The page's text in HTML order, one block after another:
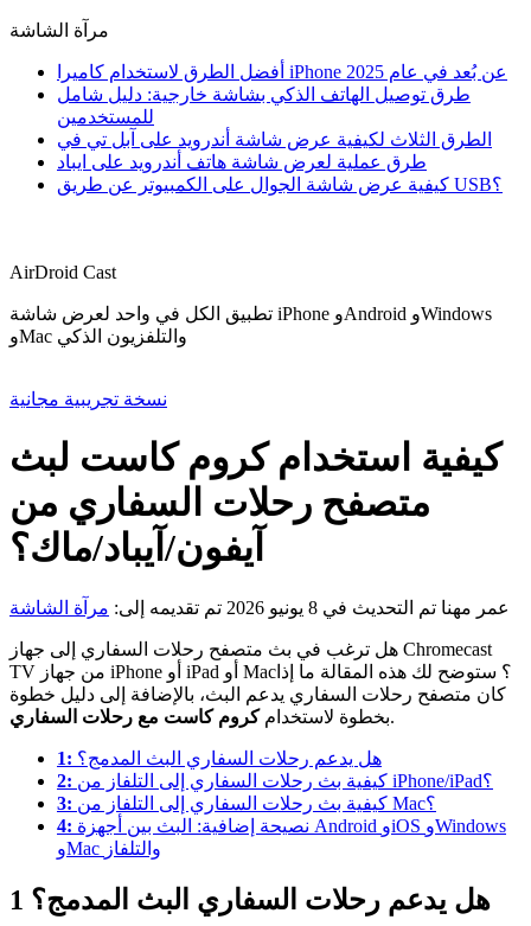
مرآة الشاشة
أفضل الطرق لاستخدام كاميرا iPhone عن بُعد في عام 2025
طرق توصيل الهاتف الذكي بشاشة خارجية: دليل شامل
للمستخدمين
الطرق الثلاث لكيفية عرض شاشة أندرويد على آبل تي في
طرق عملية لعرض شاشة هاتف أندرويد على ايباد
كيفية عرض شاشة الجوال على الكمبيوتر عن طريق USB؟
AirDroid Cast
تطبيق الكل في واحد لعرض شاشة iPhone وAndroid وWindows
وMac والتلفزيون الذكي
نسخة تجريبية مجانية
كيفية استخدام كروم كاست لبث
متصفح رحلات السفاري من
آيفون/آيباد/ماك؟
عمر مهنا تم التحديث في 8 يونيو 2026 تم تقديمه إلى: مرآة الشاشة
هل ترغب في بث متصفح رحلات السفاري إلى جهاز Chromecast
TV من جهاز iPhone أو iPad أو Mac؟ ستوضح لك هذه المقالة ما إذا
كان متصفح رحلات السفاري يدعم البث، بالإضافة إلى دليل خطوة
بخطوة لاستخدامكروم كاست مع رحلات السفاري .
1: هل يدعم رحلات السفاري البث المدمج؟
2:
كيفية بث رحلات السفاري إلى التلفاز من iPhone/iPad؟
3:
كيفية بث رحلات السفاري إلى التلفاز من Mac؟
4: نصيحة إضافية: البث بين أجهزة Android وiOS وWindows
وMac والتلفاز
1 هل يدعم رحلات السفاري البث المدمج؟